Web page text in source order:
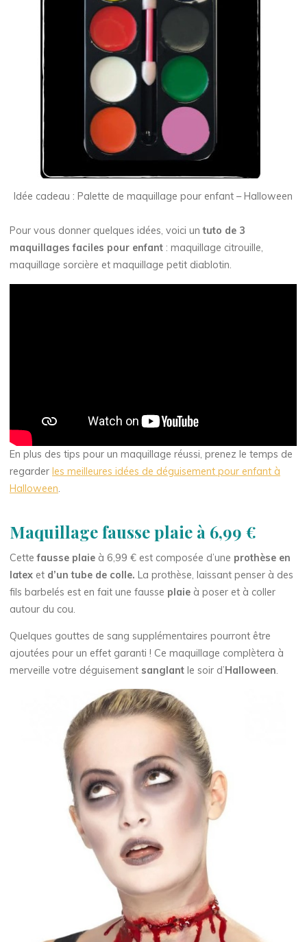
Idée cadeau : Palette de maquillage pour enfant – Halloween
Pour vous donner quelques idées, voici untuto de 3
maquillages faciles pour enfant : maquillage citrouille,
maquillage sorcière et maquillage petit diablotin.
En plus des tips pour un maquillage réussi, prenez le temps de
regarderles meilleures idées de déguisement pour enfant à
Halloween.
Maquillage fausse plaie à 6,99 €
Cettefausse plaie à 6,99 € est composée d’une prothèse en
latex et d’un tube de colle. La prothèse, laissant penser à des
fils barbelés est en fait une fausse plaie à poser et à coller
autour du cou.
Quelques gouttes de sang supplémentaires pourront être
ajoutées pour un effet garanti ! Ce maquillage complètera à
merveille votre déguisement sanglant le soir d’Halloween.